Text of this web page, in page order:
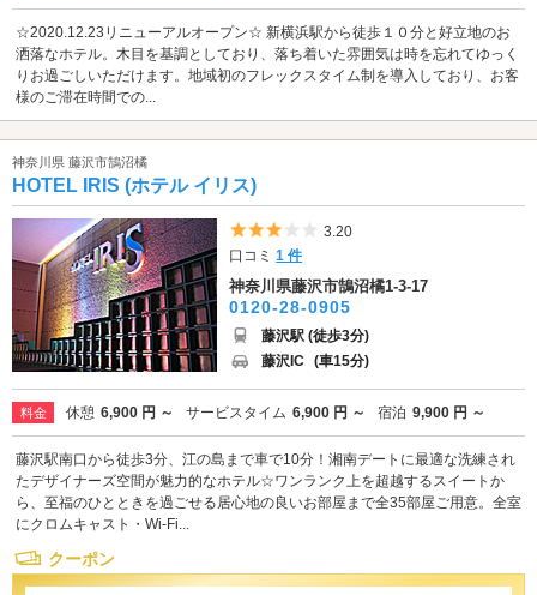
☆2020.12.23リニューアルオープン☆ 新横浜駅から徒歩１０分と好立地のお
洒落なホテル。木目を基調としており、落ち着いた雰囲気は時を忘れてゆっく
りお過ごしいただけます。地域初のフレックスタイム制を導入しており、お客
様のご滞在時間での...
神奈川県 藤沢市鵠沼橘
HOTEL IRIS (ホテル イリス)
5つ星のうち3
3.20
口コミ1 件
神奈川県藤沢市鵠沼橘1-3-17
0120-28-0905
藤沢駅 (徒歩3分)
藤沢IC (車15分)
料金 休憩 6,900 円 ～ サービスタイム 6,900 円 ～ 宿泊 9,900 円 ～
藤沢駅南口から徒歩3分、江の島まで車で10分！湘南デートに最適な洗練され
たデザイナーズ空間が魅力的なホテル☆ワンランク上を超越するスイートか
ら、至福のひとときを過ごせる居心地の良いお部屋まで全35部屋ご用意。全室
にクロムキャスト・Wi-Fi...
クーポン